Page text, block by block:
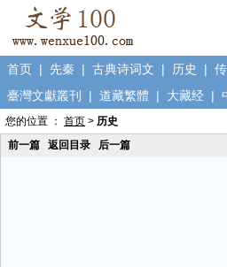
首页 | 先秦 | 古典诗词文 | 历史 |
臺灣文獻叢刊
| 道藏繁體 | 大藏经 |
您的位置 ： 首页 > 历史
前一篇
返回目录 后一篇